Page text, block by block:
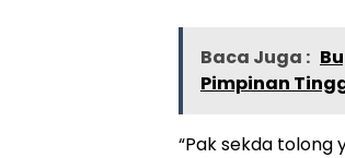
Baca Juga :
Pimpinan
“Pak sekda tolong